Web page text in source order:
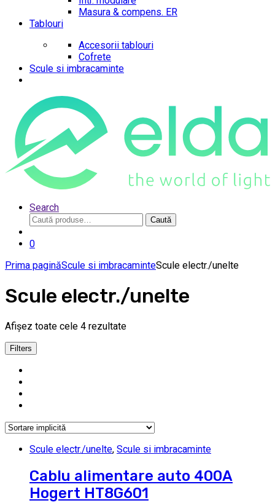
Masura & compens. ER
Tablouri
Accesorii tablouri
Cofrete
Scule si imbracaminte
Search
Caută
după:
Caută
0
Prima paginăScule si imbracaminteScule electr./unelte
Scule electr./unelte
Afișez toate cele 4 rezultate
Filters
Scule electr./unelte, Scule si imbracaminte
Cablu alimentare auto 400A
Hogert HT8G601